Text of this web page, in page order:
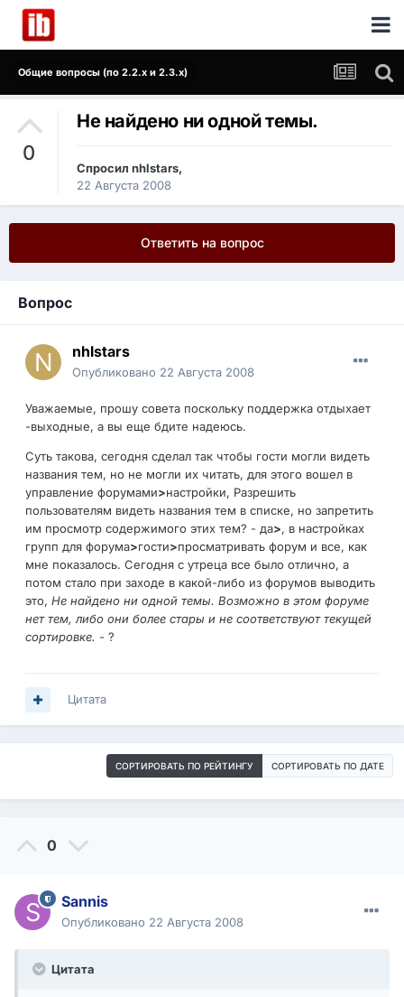
Общие вопросы (по 2.2.x и 2.3.x)
0
Не найдено ни одной темы.
Спросил nhlstars,
22 Августа 2008
Ответить на вопрос
Вопрос
nhlstars
Опубликовано 22 Августа 2008
Уважаемые, прошу совета поскольку поддержка отдыхает
-выходные, а вы еще бдите надеюсь.
Суть такова, сегодня сделал так чтобы гости могли видеть
названия тем, но не могли их читать, для этого вошел в
управление форумами>настройки, Разрешить
пользователям видеть названия тем в списке, но запретить
им просмотр содержимого этих тем? - да>, в настройках
групп для форума>гости>просматривать форум и все, как
мне показалось. Сегодня с утреца все было отлично, а
потом стало при заходе в какой-либо из форумов выводить
это, Не найдено ни одной темы. Возможно в этом форуме
нет тем, либо они более стары и не соответствуют текущей
сортировке. - ?
Цитата
СОРТИРОВАТЬ ПО РЕЙТИНГУ СОРТИРОВАТЬ ПО ДАТЕ
0
Sannis
Опубликовано 22 Августа 2008
Цитата